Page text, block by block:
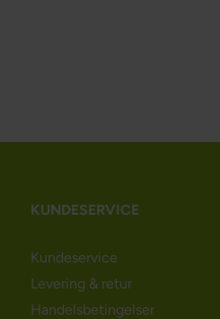
KUNDESERVICE
Kundeservice
Levering & retur
Handelsbetingelser